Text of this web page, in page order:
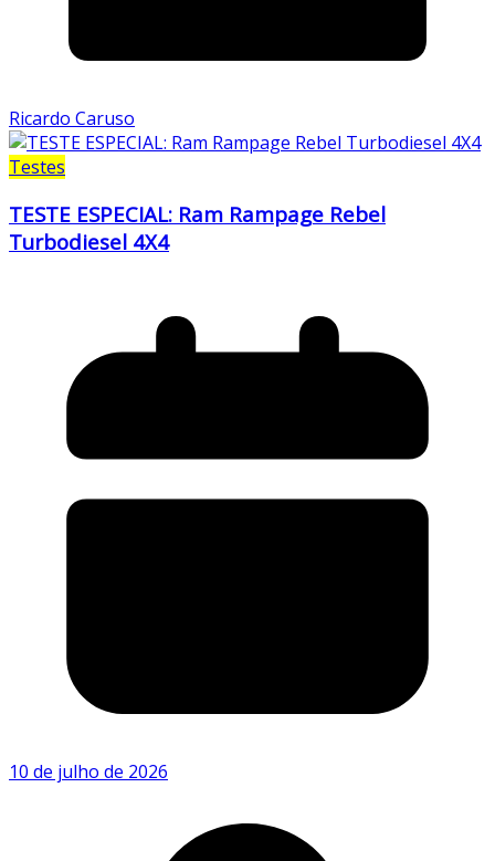
Ricardo Caruso
Testes
TESTE ESPECIAL: Ram Rampage Rebel
Turbodiesel 4X4
10 de julho de 2026